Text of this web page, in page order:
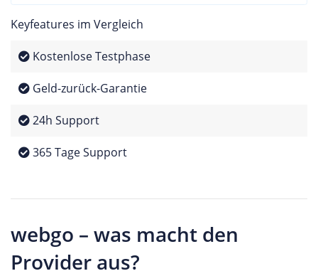
Keyfeatures im Vergleich
Kostenlose Testphase
Geld-zurück-Garantie
24h Support
365 Tage Support
webgo – was macht den
Provider aus?